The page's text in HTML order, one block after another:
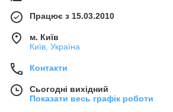
Працює з 15.03.2010
м. Київ
Київ, Україна
Контакти
Сьогодні вихідний
Показати весь графік роботи